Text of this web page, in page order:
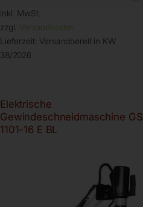
inkl. MwSt.
zzgl. Versandkosten
Lieferzeit: Versandbereit in KW
38/2026
Elektrische
Gewindeschneidmaschine GS
1101-16 E BL